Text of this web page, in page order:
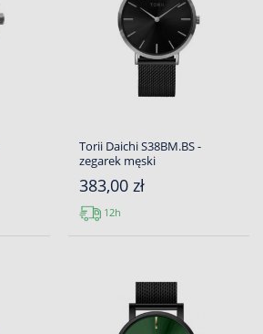
Torii Daichi S38BM.BS -
zegarek męski
383,00 zł
12h